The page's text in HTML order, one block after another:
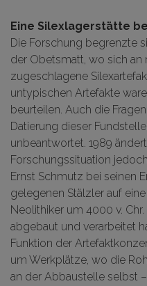
Eine Silexlagerstätte
Die Forschung begrenzte
der Obetsmatt, wo sich
zugeschlagene
untypischen Artefakte
beurteilen. Auch die
Datierung dieser
unbeantwortet. 1989
Forschungssituation
Ernst Schmutz bei seinen
gelegenen Stälzler auf
Neolithiker um 4000 v.
abgebaut und verarbeitet
Funktion der
um Werkplätze, wo die
an der Abbaustelle selbst